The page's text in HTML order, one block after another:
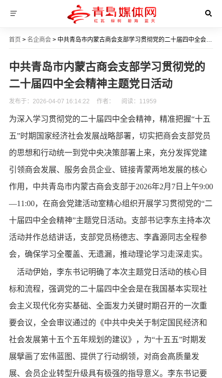
首页 > 名企商会> 中共青岛市内蒙古商会支部学习贯彻党的二十届四中全会精神主题党日活动
中共青岛市内蒙古商会支部学习贯彻党的
二十届四中全会精神主题党日活动
发布于：2026-04-07 16:14:22 作者： 阅读： 11959
为深入学习贯彻党的二十届四中全会精神，精准把握“十五
五”时期国家经济社会发展战略部署，切实把商会支部党员
的思想和行动统一到党中央决策部署上来，充分发挥党建
引领商会发展、服务会员企业、链接青蒙两地发展的核心
作用，中共青岛市内蒙古商会支部于2026年2月7日上午9:00
—11:00，在商会党建活动室精心组织开展学习贯彻党的“二
十届四中全会精神”主题党日活动。支部书记李东主持本次
活动并作总结讲话，支部党员杨德志、李鑫源同志全程参
会，确保学习全覆盖、无遗漏，推动理论学习走深走实。
活动伊始，李东书记明确了本次主题党日活动的核心目
标和流程，强调党的二十届四中全会是在我国基本实现社
会主义现代化夯实基础、全面发力关键时期召开的一次重
要会议，全会审议通过的《中共中央关于制定国民经济和
社会发展第十五个五年规划的建议》，为“十五五”时期发
展擘画了宏伟蓝图、提供了行动纲领，对商会高质量发
展、会员企业转型升级具有极强的指导意义。李东书记要